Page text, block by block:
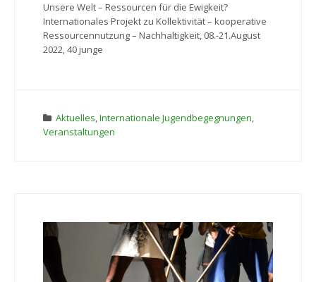
Unsere Welt – Ressourcen für die Ewigkeit?
Internationales Projekt zu Kollektivität – kooperative
Ressourcennutzung – Nachhaltigkeit, 08.-21.August
2022, 40 junge
Aktuelles,Internationale Jugendbegegnungen,
Veranstaltungen